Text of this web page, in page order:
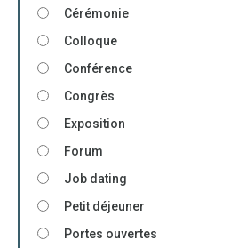
Cérémonie
Colloque
Conférence
Congrès
Exposition
Forum
Job dating
Petit déjeuner
Portes ouvertes